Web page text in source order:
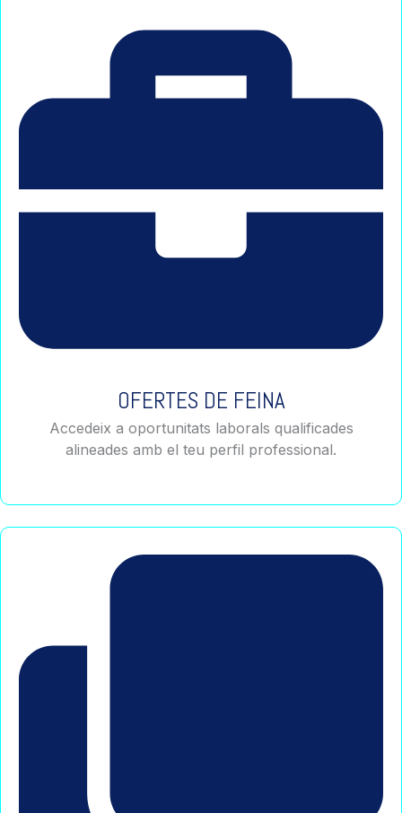
OFERTES DE FEINA
Accedeix a oportunitats laborals qualificades
alineades amb el teu perfil professional.